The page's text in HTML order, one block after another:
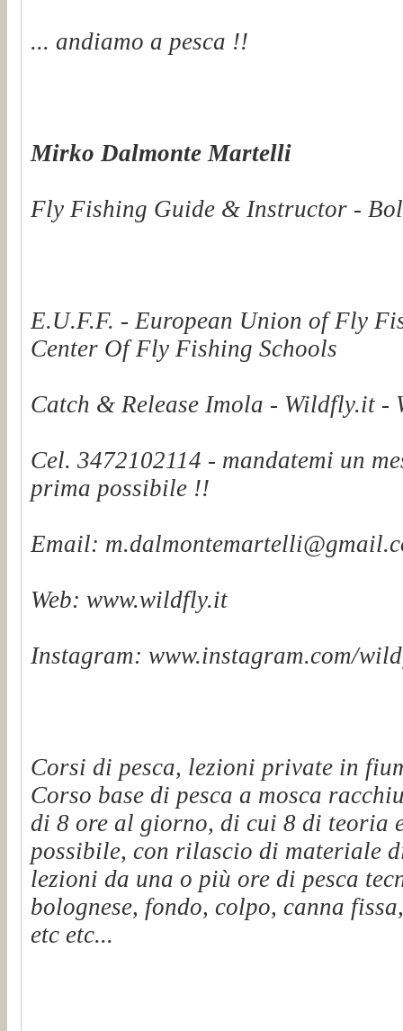
... andiamo a pesca !!
Mirko Dalmonte Martelli
Fly Fishing Guide & Instructor -
E.U.F.F. - European Union of Fly
Center Of Fly Fishing Schools
Catch & Release Imola - Wildfly.it
Cel. 3472102114 - mandatemi un
prima possibile !!
Email:
Web: www.wildfly.it
Instagram: www.instagram.com/
Corsi di pesca, lezioni private in
Corso base di pesca a mosca
di 8 ore al giorno, di cui 8 di teoria
possibile, con rilascio di materiale
lezioni da una o più ore di pesca
bolognese, fondo, colpo, canna
etc etc...